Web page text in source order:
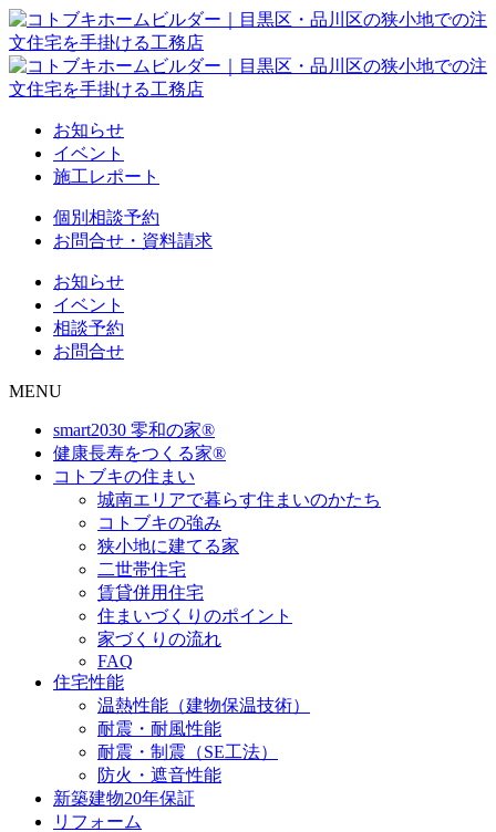
お知らせ
イベント
施工レポート
個別相談予約
お問合せ・資料請求
お知らせ
イベント
相談予約
お問合せ
MENU
smart2030 零和の家®
健康長寿をつくる家®
コトブキの住まい
城南エリアで暮らす住まいのかたち
コトブキの強み
狭小地に建てる家
二世帯住宅
賃貸併用住宅
住まいづくりのポイント
家づくりの流れ
FAQ
住宅性能
温熱性能（建物保温技術）
耐震・耐風性能
耐震・制震（SE工法）
防火・遮音性能
新築建物20年保証
リフォーム